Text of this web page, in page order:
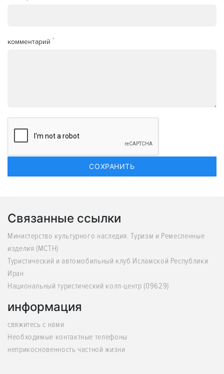
комментарий *
Связанные ссылки
Министерство культурного наследия. Туризм и Ремесленные
изделия (MCTH)
Туристический и автомобильный клуб Исламской Республики
Иран
Национальный туристический колл-центр (09629)
информация
свяжитесь с нами
Необходимые контактные телефоны
неприкосновенность частной жизни